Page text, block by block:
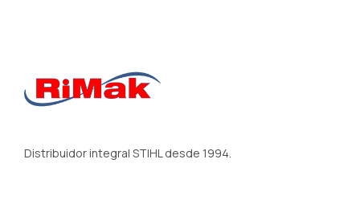
Distribuidor integral STIHL desde 1994.